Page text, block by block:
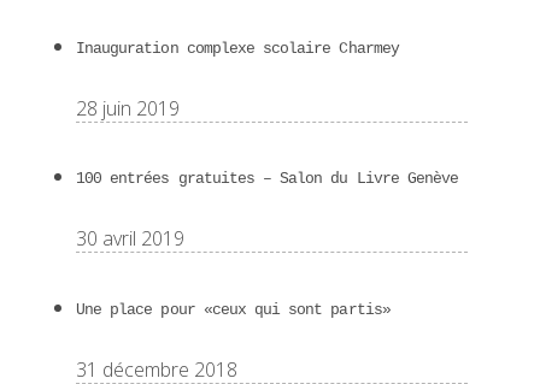
Inauguration complexe scolaire Charmey
28 juin 2019
100 entrées gratuites – Salon du Livre Genève
30 avril 2019
Une place pour «ceux qui sont partis»
31 décembre 2018